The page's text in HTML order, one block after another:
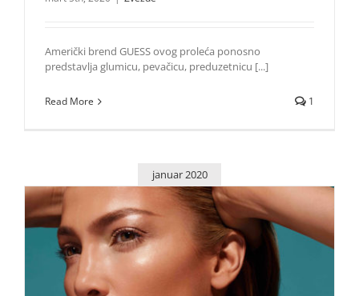
Američki brend GUESS ovog proleća ponosno
predstavlja glumicu, pevačicu, preduzetnicu [...]
Read More 1
januar 2020
Jennifer Lopez kaže da je san bitan za blistavu kožu